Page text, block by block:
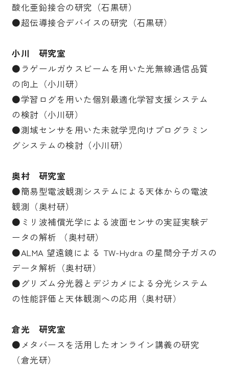
酸化亜鉛接合の研究（石黒研）
●超伝導接合デバイスの研究（石黒研）
小川 研究室
●ラゲールガウスビームを用いた光無線通信品質
の向上（小川研）
●学習ログを用いた個別最適化学習支援システム
の検討（小川研）
●測域センサを用いた未就学児向けプログラミン
グシステムの検討（小川研）
奥村 研究室
●簡易型電波観測システムによる天体からの電波
観測（奥村研）
●ミリ波補償光学による波面センサの実証実験デ
ータの解析 （奥村研）
●ALMA 望遠鏡による TW-Hydra の星間分子ガスの
データ解析（奥村研）
●グリズム分光器とデジカメによる分光システム
の性能評価と天体観測への応用（奥村研）
倉光 研究室
●メタバースを活用したオンライン講義の研究
（倉光研）